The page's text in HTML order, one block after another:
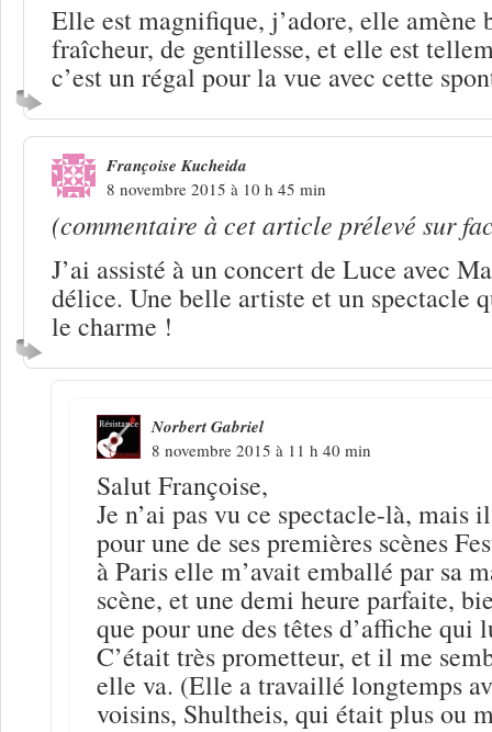
Elle est magnifique, j’adore, elle amène
fraîcheur, de gentillesse, et elle est
c’est un régal pour la vue avec cette
Françoise Kucheida
8 novembre 2015 à 10 h 45 min
(commentaire à cet article prélevé sur
J’ai assisté à un concert de Luce avec
délice. Une belle artiste et un spectacle
le charme !
Norbert Gabriel
8 novembre 2015 à 11 h 40 min
Salut Françoise,
Je n’ai pas vu ce spectacle-là, mais
pour une de ses premières scènes
à Paris elle m’avait emballé par sa
scène, et une demi heure parfaite,
que pour une des têtes d’affiche qui
C’était très prometteur, et il me
elle va. (Elle a travaillé longtemps
voisins, Shultheis, qui était plus ou